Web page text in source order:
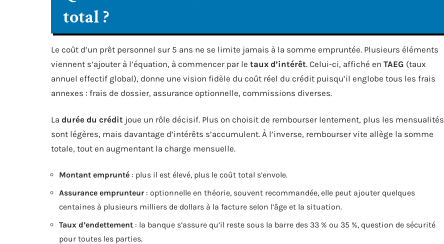
total ?
Le coût d’un prêt personnel sur 5 ans ne se limite jamais à la somme empruntée. Plusieurs éléments
viennent s’ajouter à l’équation, à commencer par le taux d’intérêt. Celui-ci, affiché en TAEG (taux
annuel effectif global), donne une vision fidèle du coût réel du crédit puisqu’il englobe tous les frais
annexes : frais de dossier, assurance optionnelle, commissions diverses.
La durée du crédit joue un rôle décisif. Plus on choisit de rembourser lentement, plus les mensualités
sont légères, mais davantage d’intérêts s’accumulent. À l’inverse, rembourser vite allège la somme
totale, tout en augmentant la charge mensuelle.
Montant emprunté : plus il est élevé, plus le coût total s’envole.
Assurance emprunteur: optionnelle en théorie, souvent recommandée, elle peut ajouter quelques
centaines à plusieurs milliers de dollars à la facture selon l’âge et la situation.
Taux d’endettement : la banque s’assure qu’il reste sous la barre des 33 % ou 35 %, question de sécurité
pour toutes les parties.